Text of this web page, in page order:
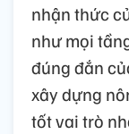
nhận thức
như mọi
đúng đắn
xây dựng
tốt vai trò